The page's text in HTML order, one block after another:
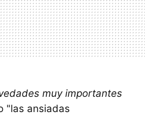
muy importantes
"las ansiadas